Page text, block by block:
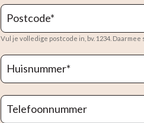
Postcode*
Vul je volledige postcode in, bv. 1234.
Huisnummer*
Telefoonnummer